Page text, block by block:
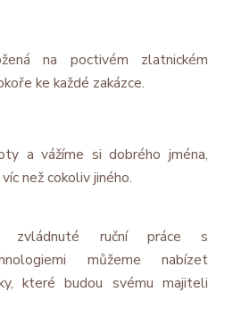
na poctivém zlatnickém
ke každé zakázce.
a vážíme si dobrého jména,
než cokoliv jiného.
zvládnuté ruční práce s
můžeme nabízet
které budou svému majiteli